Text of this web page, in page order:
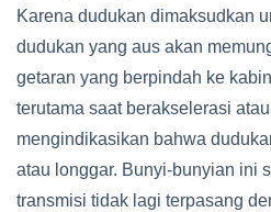
Karena dudukan dimaksudkan
dudukan yang aus akan
getaran yang berpindah ke
terutama saat berakselerasi
mengindikasikan bahwa
atau longgar. Bunyi-bunyian ini
transmisi tidak lagi terpasang